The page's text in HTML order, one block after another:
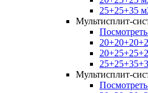
25+25+35
Мультисплит-
Мультисплит-